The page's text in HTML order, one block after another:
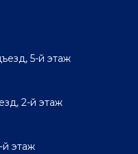
5-й этаж
2-й этаж
й этаж